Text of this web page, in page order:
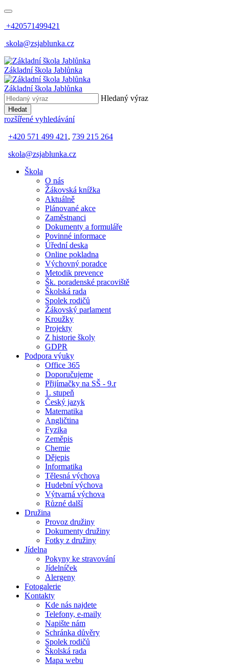
+420571499421
skola@zsjablunka.cz
Základní škola Jablůnka
Základní škola Jablůnka
Hledaný výraz
Hledat
rozšířené vyhledávání
+420 571 499 421 , 739 215 264
skola@zsjablunka.cz
Škola
O nás
Žákovská knížka
Aktuálně
Plánované akce
Zaměstnanci
Dokumenty a formuláře
Povinné informace
Úřední deska
Online pokladna
Výchovný poradce
Metodik prevence
Šk. poradenské pracoviště
Školská rada
Spolek rodičů
Žákovský parlament
Kroužky
Projekty
Z historie školy
GDPR
Podpora výuky
Office 365
Doporučujeme
Přijímačky na SŠ - 9.r
1. stupeň
Český jazyk
Matematika
Angličtina
Fyzika
Zeměpis
Chemie
Dějepis
Informatika
Tělesná výchova
Hudební výchova
Výtvarná výchova
Různé další
Družina
Provoz družiny
Dokumenty družiny
Fotky z družiny
Jídelna
Pokyny ke stravování
Jídelníček
Alergeny
Fotogalerie
Kontakty
Kde nás najdete
Telefony, e-maily
Napište nám
Schránka důvěry
Spolek rodičů
Školská rada
Mapa webu